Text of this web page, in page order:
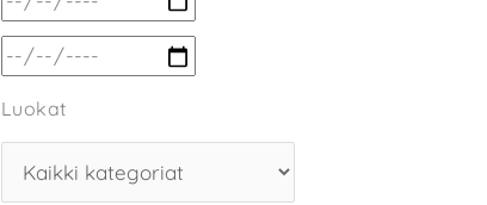
Luokat